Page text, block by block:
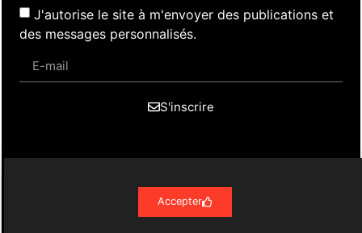
J'autorise le site à m'envoyer des publications et
des messages personnalisés.
S'inscrire
Contact
Mentions Légales
Politique de confidentialité RGPD
Accepter